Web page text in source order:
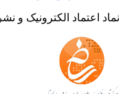
اعتماد الکترونیک و نشر